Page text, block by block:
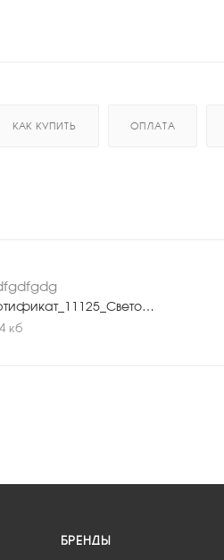
КАК КУПИТЬ ОПЛАТА
Сертификат_11125_Светодиодный_линейный_прожектор_Geniled_48W_RGBW_120°.pdf
кб
БРЕНДЫ